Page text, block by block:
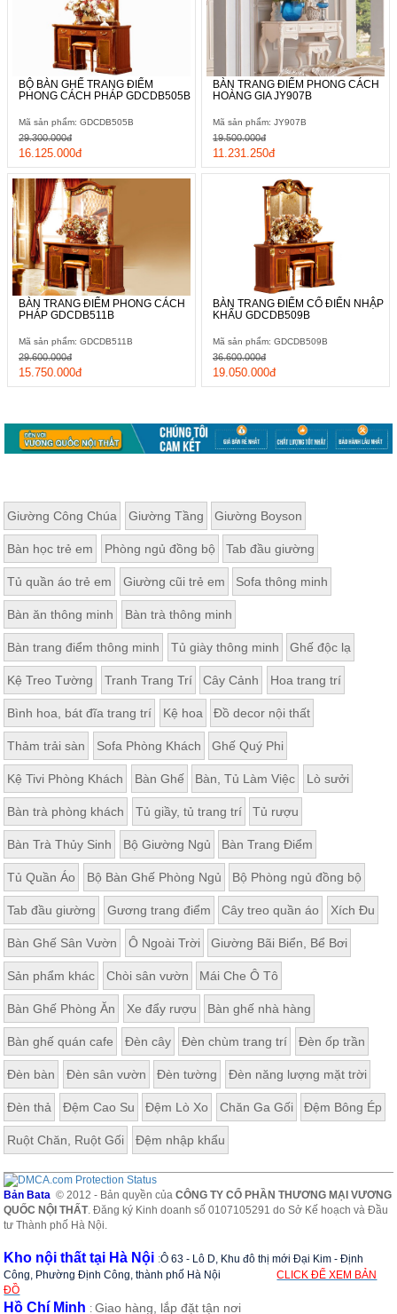
BỘ BÀN GHẾ TRANG ĐIỂM
PHONG CÁCH PHÁP GDCDB505B
Mã sản phẩm: GDCDB505B
16.125.000đ
29.300.000đ
BÀN TRANG ĐIỂM PHONG CÁCH
HOÀNG GIA JY907B
Mã sản phẩm: JY907B
11.231.250đ
19.500.000đ
BÀN TRANG ĐIỂM PHONG CÁCH
PHÁP GDCDB511B
Mã sản phẩm: GDCDB511B
15.750.000đ
29.600.000đ
BÀN TRANG ĐIỂM CỔ ĐIỂN NHẬP
KHẨU GDCDB509B
Mã sản phẩm: GDCDB509B
19.050.000đ
36.600.000đ
Giường Công Chúa Giường Tầng Giường Boyson
Bàn học trẻ em Phòng ngủ đồng bộ Tab đầu giường
Tủ quần áo trẻ em Giường cũi trẻ em Sofa thông minh
Bàn ăn thông minh Bàn trà thông minh
Bàn trang điểm thông minh Tủ giày thông minh Ghế độc lạ
Kệ Treo Tường Tranh Trang Trí Cây Cảnh Hoa trang trí
Bình hoa, bát đĩa trang trí Kệ hoa Đồ decor nội thất
Thảm trải sàn Sofa Phòng Khách Ghế Quý Phi
Kệ Tivi Phòng Khách Bàn Ghế Bàn, Tủ Làm Việc Lò sưởi
Bàn trà phòng khách Tủ giầy, tủ trang trí Tủ rượu
Bàn Trà Thủy Sinh Bộ Giường Ngủ Bàn Trang Điểm
Tủ Quần Áo Bộ Bàn Ghế Phòng Ngủ Bộ Phòng ngủ đồng bộ
Tab đầu giường Gương trang điểm Cây treo quần áo Xích Đu
Bàn Ghế Sân Vườn Ô Ngoài Trời Giường Bãi Biển, Bể Bơi
Sản phẩm khác Chòi sân vườn Mái Che Ô Tô
Bàn Ghế Phòng Ăn Xe đẩy rượu Bàn ghế nhà hàng
Bàn ghế quán cafe Đèn cây Đèn chùm trang trí Đèn ốp trần
Đèn bàn Đèn sân vườn Đèn tường Đèn năng lượng mặt trời
Đèn thả Đệm Cao Su Đệm Lò Xo Chăn Ga Gối Đệm Bông Ép
Ruột Chăn, Ruột Gối Đệm nhập khẩu
Bản Bata © 2012 - Bản quyền củaCÔNG TY CỔ PHẦN THƯƠNG MẠI VƯƠNG
QUỐC NỘI THẤT. Đăng ký Kinh doanh số 0107105291 do Sở Kế hoạch và Đầu
tư Thành phố Hà Nội.
Kho nội thất tại Hà Nội :Ô 63 - Lô D, Khu đô thị mới Đại Kim - Định
Công, Phường Định Công, thành phố Hà Nội
CLICK ĐỂ XEM BẢN
ĐỒ
Hồ Chí Minh :Giao hàng, lắp đặt tận nơi